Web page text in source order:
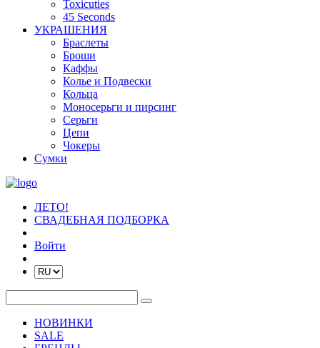
Toxicuties
45 Seconds
УКРАШЕНИЯ
Браслеты
Броши
Каффы
Колье и Подвески
Кольца
Моносерьги и пирсинг
Серьги
Цепи
Чокеры
Сумки
ЛЕТО!
СВАДЕБНАЯ ПОДБОРКА
Войти
НОВИНКИ
SALE